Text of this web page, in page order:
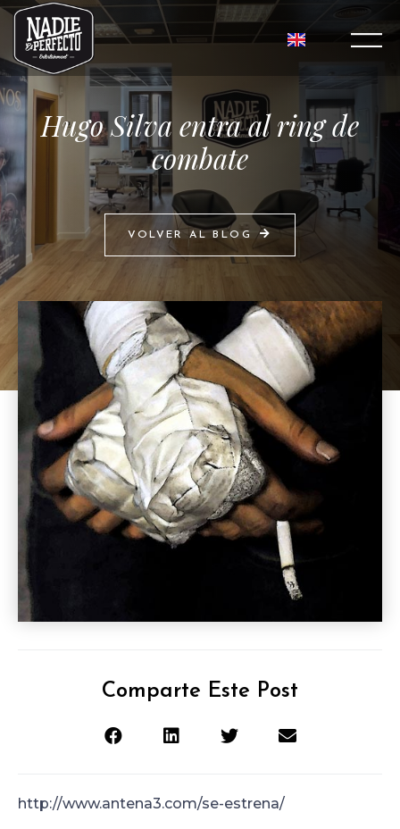
Hugo Silva entra al ring de
combate
VOLVER AL BLOG
Comparte Este Post
http://www.antena3.com/se-estrena/